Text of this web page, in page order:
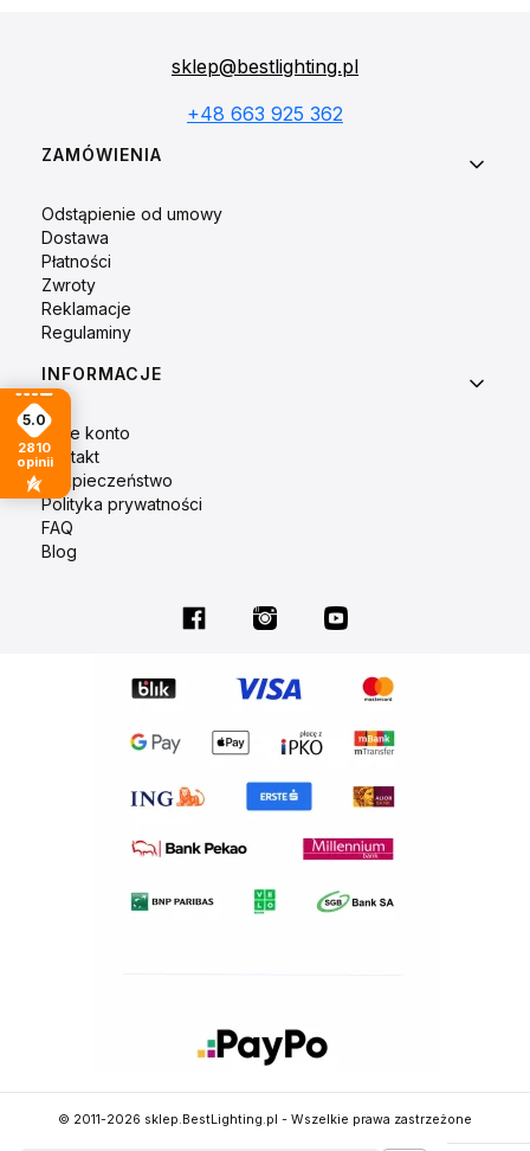
sklep@bestlighting.pl
+48 663 925 362
Linki w stopce
ZAMÓWIENIA
Odstąpienie od umowy
Dostawa
Płatności
Zwroty
Reklamacje
Regulaminy
INFORMACJE
Moje konto
Kontakt
Bezpieczeństwo
Polityka prywatności
FAQ
Blog
© 2011-2026 sklep.BestLighting.pl - Wszelkie prawa zastrzeżone
5.0
2810
opinii